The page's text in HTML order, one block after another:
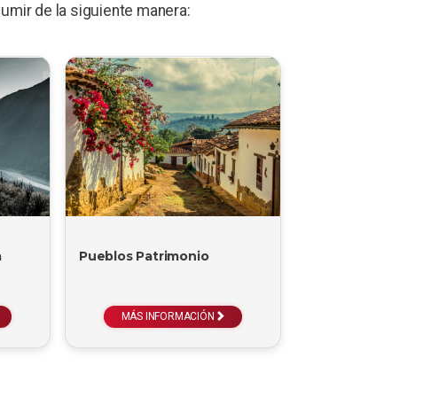
de la siguiente manera:
Pueblos Patrimonio
MÁS INFORMACIÓN